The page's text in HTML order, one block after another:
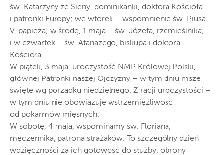
św. Katarzyny ze Sieny, dominikanki, doktora Kościoła
i patronki Europy; we wtorek – wspomnienie św. Piusa
V, papieża; w środę, 1 maja – św. Józefa, rzemieślnika;
i w czwartek – św. Atanazego, biskupa i doktora
Kościoła.
W piątek, 3 maja, uroczystość NMP Królowej Polski,
głównej Patronki naszej Ojczyzny – w tym dniu msze
święte wg porządku niedzielnego. Z racji uroczystości –
w tym dniu nie obowiązuje wstrzemięźliwość
od pokarmów mięsnych.
W sobotę, 4 maja, wspominamy św. Floriana,
męczennika, patrona strażaków. To szczególny dzień
wdzięczności za ich gotowość do służby, obrony